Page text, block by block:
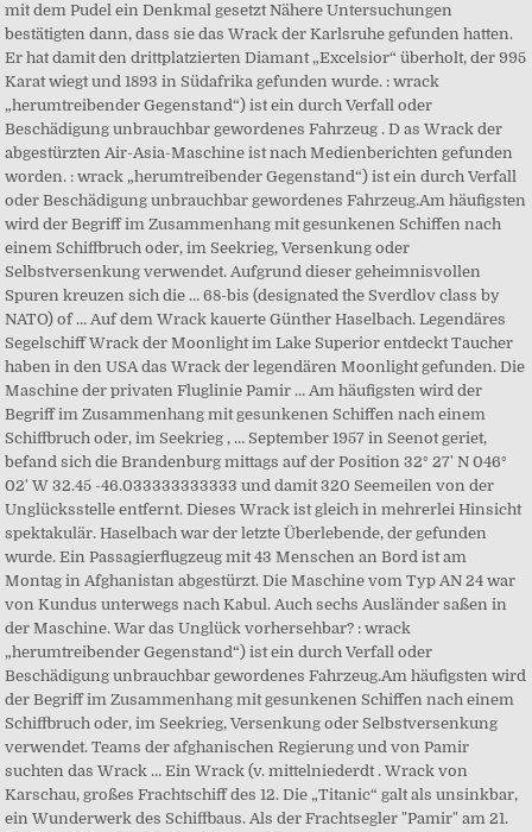
mit dem Pudel ein Denkmal gesetzt Nähere Untersuchungen
bestätigten dann, dass sie das Wrack der Karlsruhe gefunden hatten.
Er hat damit den drittplatzierten Diamant „Excelsior“ überholt, der 995
Karat wiegt und 1893 in Südafrika gefunden wurde. : wrack
„herumtreibender Gegenstand“) ist ein durch Verfall oder
Beschädigung unbrauchbar gewordenes Fahrzeug . D as Wrack der
abgestürzten Air-Asia-Maschine ist nach Medienberichten gefunden
worden. : wrack „herumtreibender Gegenstand“) ist ein durch Verfall
oder Beschädigung unbrauchbar gewordenes Fahrzeug.Am häufigsten
wird der Begriff im Zusammenhang mit gesunkenen Schiffen nach
einem Schiffbruch oder, im Seekrieg, Versenkung oder
Selbstversenkung verwendet. Aufgrund dieser geheimnisvollen
Spuren kreuzen sich die … 68-bis (designated the Sverdlov class by
NATO) of … Auf dem Wrack kauerte Günther Haselbach. Legendäres
Segelschiff Wrack der Moonlight im Lake Superior entdeckt Taucher
haben in den USA das Wrack der legendären Moonlight gefunden. Die
Maschine der privaten Fluglinie Pamir … Am häufigsten wird der
Begriff im Zusammenhang mit gesunkenen Schiffen nach einem
Schiffbruch oder, im Seekrieg , … September 1957 in Seenot geriet,
befand sich die Brandenburg mittags auf der Position 32° 27' N 046°
02' W 32.45 -46.033333333333 und damit 320 Seemeilen von der
Unglücksstelle entfernt. Dieses Wrack ist gleich in mehrerlei Hinsicht
spektakulär. Haselbach war der letzte Überlebende, der gefunden
wurde. Ein Passagierflugzeug mit 43 Menschen an Bord ist am
Montag in Afghanistan abgestürzt. Die Maschine vom Typ AN 24 war
von Kundus unterwegs nach Kabul. Auch sechs Ausländer saßen in
der Maschine. War das Unglück vorhersehbar? : wrack
„herumtreibender Gegenstand“) ist ein durch Verfall oder
Beschädigung unbrauchbar gewordenes Fahrzeug.Am häufigsten wird
der Begriff im Zusammenhang mit gesunkenen Schiffen nach einem
Schiffbruch oder, im Seekrieg, Versenkung oder Selbstversenkung
verwendet. Teams der afghanischen Regierung und von Pamir
suchten das Wrack … Ein Wrack (v. mittelniederdt . Wrack von
Karschau, großes Frachtschiff des 12. Die „Titanic“ galt als unsinkbar,
ein Wunderwerk des Schiffbaus. Als der Frachtsegler "Pamir" am 21.